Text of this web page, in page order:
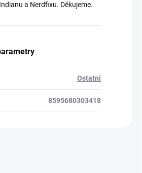
a Nerdfixu. Děkujeme.
Ostatní
8595680303418